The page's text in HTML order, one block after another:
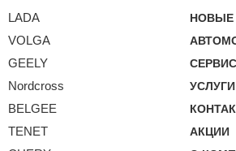
LADA
VOLGA
GEELY
Nordcross
BELGEE
TENET
НОВЫЕ
СЕРВИС
УСЛУГИ
АКЦИИ